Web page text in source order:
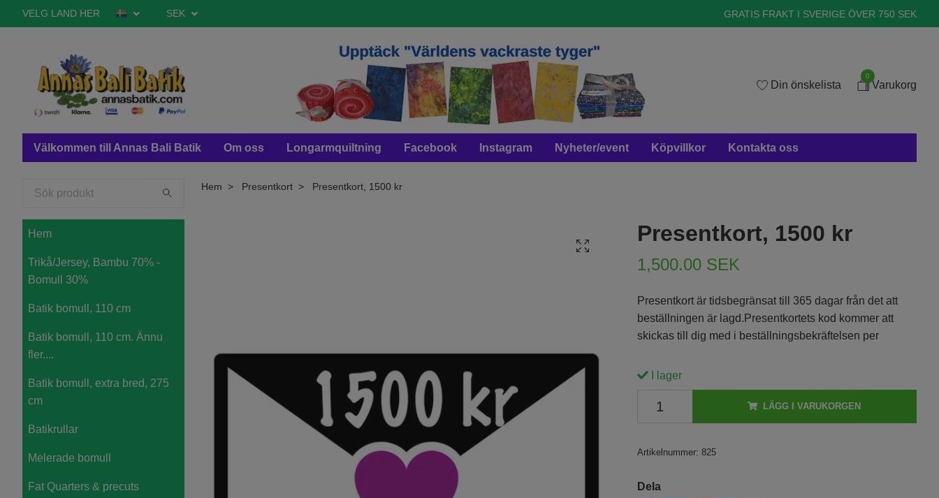
VELG LAND HER SEK GRATIS FRAKT I SVERIGE ÖVER 750 SEK
Din önskelista
0
Varukorg
Välkommen till Annas Bali Batik Om oss Longarmquiltning Facebook Instagram Nyheter/event Köpvillkor Kontakta oss
Hem
Trikå/Jersey, Bambu 70% -
Bomull 30%
Batik bomull, 110 cm
Batik bomull, 110 cm. Ännu
fler....
Batik bomull, extra bred, 275
cm
Batikrullar
Melerade bomull
Fat Quarters & precuts
Hem Presentkort Presentkort, 1500 kr
Presentkort, 1500 kr
1,500.00 SEK
Presentkort är tidsbegränsat till 365 dagar från det att
beställningen är lagd.Presentkortets kod kommer att
skickas till dig med i beställningsbekräftelsen per
I lager
LÄGG I VARUKORGEN
Artikelnummer: 825
Dela